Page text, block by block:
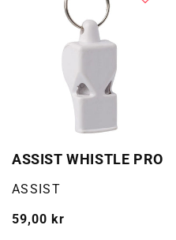
ASSIST WHISTLE PRO
Selger:
ASSIST
Vanlig
59,00 kr